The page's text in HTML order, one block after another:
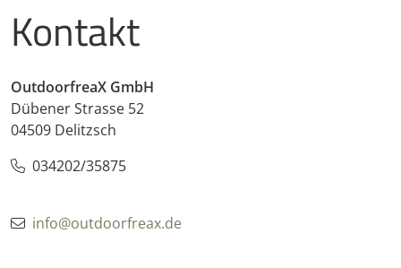
Kontakt
OutdoorfreaX GmbH
Dübener Strasse 52
04509 Delitzsch
034202/35875
info@outdoorfreax.de